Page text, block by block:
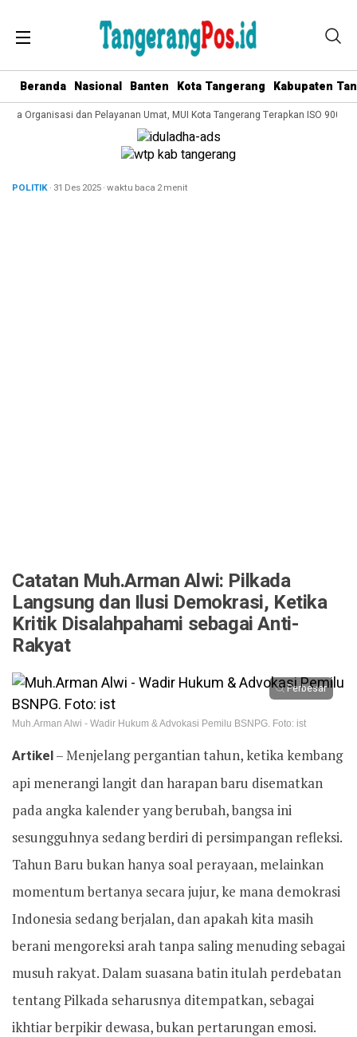
Beranda Nasional Banten Kota Tangerang Kabupaten
Organisasi dan Pelayanan Umat, MUI Kota Tangerang Terapkan ISO
POLITIK· 31 Des 2025·waktu baca 2 menit
Catatan Muh.Arman Alwi: Pilkada
Langsung dan Ilusi Demokrasi, Ketika
Kritik Disalahpahami sebagai Anti-
Rakyat
Perbesar
Muh.Arman Alwi - Wadir Hukum & Advokasi Pemilu BSNPG. Foto: ist
Artikel– Menjelang pergantian tahun, ketika kembang
api menerangi langit dan harapan baru disematkan
pada angka kalender yang berubah, bangsa ini
sesungguhnya sedang berdiri di persimpangan refleksi.
Tahun Baru bukan hanya soal perayaan, melainkan
momentum bertanya secara jujur, ke mana demokrasi
Indonesia sedang berjalan, dan apakah kita masih
berani mengoreksi arah tanpa saling menuding sebagai
musuh rakyat. Dalam suasana batin itulah perdebatan
tentang Pilkada seharusnya ditempatkan, sebagai
ikhtiar berpikir dewasa, bukan pertarungan emosi.